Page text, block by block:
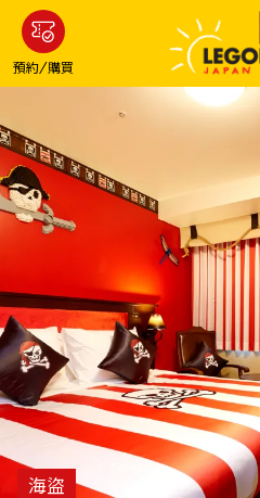
步
主
要
內
容
預約/購買
海盜